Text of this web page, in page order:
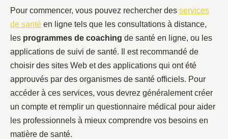
Pour commencer, vous pouvez rechercher des services
de santé en ligne tels que les consultations à distance,
les programmes de coaching de santé en ligne, ou les
applications de suivi de santé. Il est recommandé de
choisir des sites Web et des applications qui ont été
approuvés par des organismes de santé officiels. Pour
accéder à ces services, vous devrez généralement créer
un compte et remplir un questionnaire médical pour aider
les professionnels à mieux comprendre vos besoins en
matière de santé.